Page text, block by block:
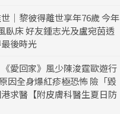
｜黎彼得離世享年76歲 今年
臥床 好友鍾志光及盧宛茵透
後時光
愛回家》風少陳浚霆歐遊行
因全身爆紅疹極恐怖 險「毀
求醫【附皮膚科醫生夏日防